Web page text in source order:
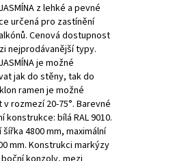
z lehké a pevné
určená pro zastínění
Cenová dostupnost
nejprodávanější typy.
je možné
jak do stěny, tak do
ramen je možné
rozmezí 20-75°. Barevné
konstrukce: bílá RAL 9010.
šířka 4800 mm, maximální
mm. Konstrukci markýzy